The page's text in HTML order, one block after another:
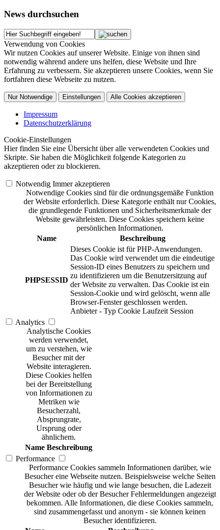
News durchsuchen
Verwendung von Cookies
Wir nutzen Cookies auf unserer Website. Einige von ihnen sind
notwendig während andere uns helfen, diese Website und Ihre
Erfahrung zu verbessern. Sie akzeptieren unsere Cookies, wenn Sie
fortfahren diese Webseite zu nutzen.
Nur Notwendige Einstellungen Alle Cookies akzeptieren
Impressum
Datenschutzerklärung
Cookie-Einstellungen
Hier finden Sie eine Übersicht über alle verwendeten Cookies und
Skripte. Sie haben die Möglichkeit folgende Kategorien zu
akzeptieren oder zu blockieren.
Notwendig Immer akzeptieren
Notwendige Cookies sind für die ordnungsgemäße Funktion
der Website erforderlich. Diese Kategorie enthält nur Cookies,
die grundlegende Funktionen und Sicherheitsmerkmale der
Website gewährleisten. Diese Cookies speichern keine
persönlichen Informationen.
Name
Beschreibung
PHPSESSID
Dieses Cookie ist für PHP-Anwendungen.
Das Cookie wird verwendet um die eindeutige
Session-ID eines Benutzers zu speichern und
zu identifizieren um die Benutzersitzung auf
der Website zu verwalten. Das Cookie ist ein
Session-Cookie und wird gelöscht, wenn alle
Browser-Fenster geschlossen werden.
Anbieter - Typ Cookie Laufzeit Session
Analytics
Analytische Cookies
werden verwendet,
um zu verstehen, wie
Besucher mit der
Website interagieren.
Diese Cookies helfen
bei der Bereitstellung
von Informationen zu
Metriken wie
Besucherzahl,
Absprungrate,
Ursprung oder
ähnlichem.
Name Beschreibung
Performance
Performance Cookies sammeln Informationen darüber, wie
Besucher eine Webseite nutzen. Beispielsweise welche Seiten
Besucher wie häufig und wie lange besuchen, die Ladezeit
der Website oder ob der Besucher Fehlermeldungen angezeigt
bekommen. Alle Informationen, die diese Cookies sammeln,
sind zusammengefasst und anonym - sie können keinen
Besucher identifizieren.